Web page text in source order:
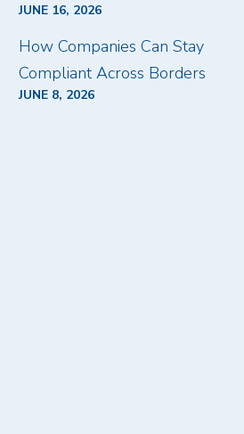
JUNE 16, 2026
How Companies Can Stay
Compliant Across Borders
JUNE 8, 2026